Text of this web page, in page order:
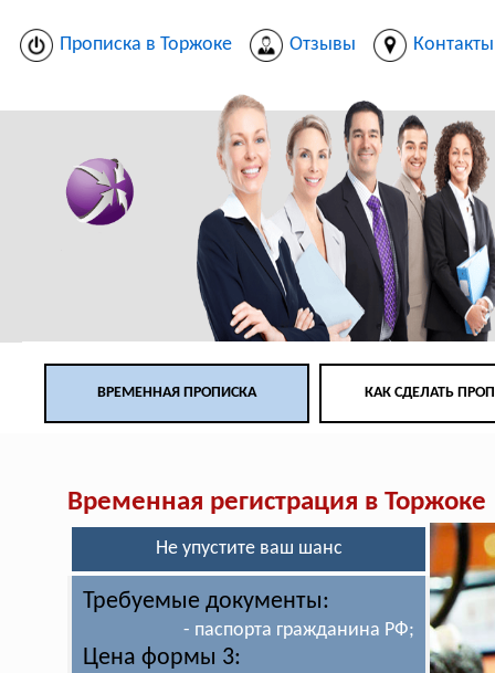
Прописка в Торжоке Отзывы Контакты
ВРЕМЕННАЯ ПРОПИСКА КАК СДЕЛАТЬ
Временная регистрация в Торжоке
Не упустите ваш шанс
Требуемые документы:
- паспорта гражданина РФ;
Цена формы 3: